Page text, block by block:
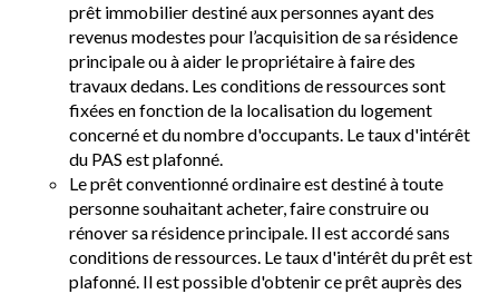
prêt immobilier destiné aux personnes ayant des
revenus modestes pour l’acquisition de sa résidence
principale ou à aider le propriétaire à faire des
travaux dedans. Les conditions de ressources sont
fixées en fonction de la localisation du logement
concerné et du nombre d'occupants. Le taux d'intérêt
du PAS est plafonné.
Le prêt conventionné ordinaire est destiné à toute
personne souhaitant acheter, faire construire ou
rénover sa résidence principale. Il est accordé sans
conditions de ressources. Le taux d'intérêt du prêt est
plafonné. Il est possible d'obtenir ce prêt auprès des